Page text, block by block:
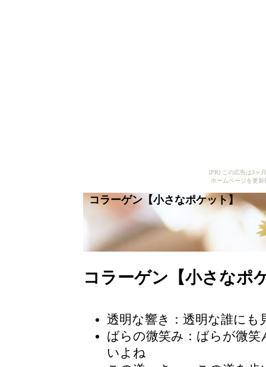
[PR] この広告は3ヶ
ホームページを更
コラーゲン【小さなポケット】
コラーゲン【小さなポ
透明な響き：透明な誰にも
ばらの微笑み ：ばらが微
いよね